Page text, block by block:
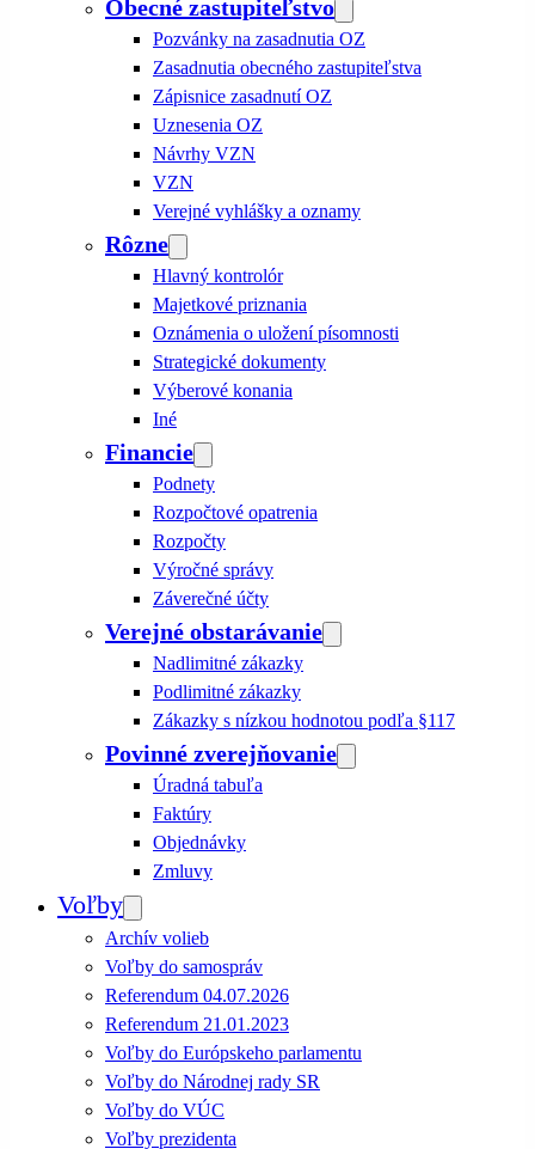
Obecné zastupiteľstvo
Pozvánky na zasadnutia OZ
Zasadnutia obecného zastupiteľstva
Zápisnice zasadnutí OZ
Uznesenia OZ
Návrhy VZN
VZN
Verejné vyhlášky a oznamy
Rôzne
Hlavný kontrolór
Majetkové priznania
Oznámenia o uložení písomnosti
Strategické dokumenty
Výberové konania
Iné
Financie
Podnety
Rozpočtové opatrenia
Rozpočty
Výročné správy
Záverečné účty
Verejné obstarávanie
Nadlimitné zákazky
Podlimitné zákazky
Zákazky s nízkou hodnotou podľa §117
Povinné zverejňovanie
Úradná tabuľa
Faktúry
Objednávky
Zmluvy
Voľby
Archív volieb
Voľby do samospráv
Referendum 04.07.2026
Referendum 21.01.2023
Voľby do Európskeho parlamentu
Voľby do Národnej rady SR
Voľby do VÚC
Voľby prezidenta